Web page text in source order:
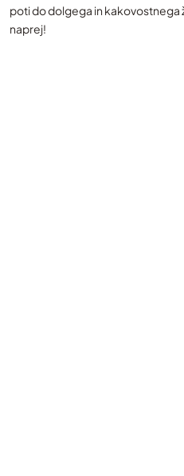
poti do dolgega in kakovostnega
naprej!